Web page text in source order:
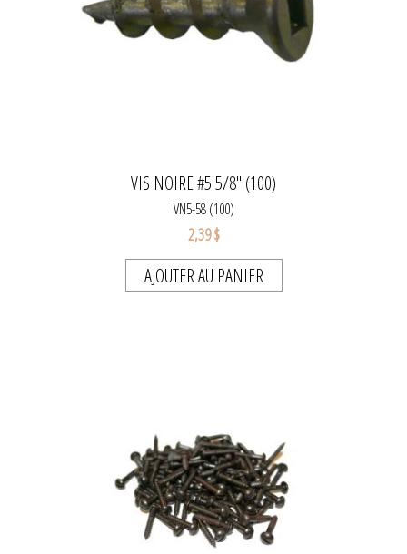
VIS NOIRE #5 5/8" (100)
VN5-58 (100)
2,39 $
AJOUTER AU PANIER